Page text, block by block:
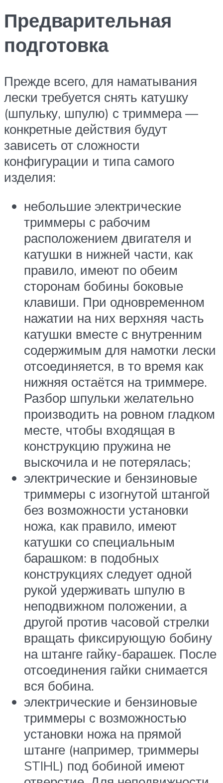
Предварительная
подготовка
Прежде всего, для наматывания
лески требуется снять катушку
(шпульку, шпулю) с триммера —
конкретные действия будут
зависеть от сложности
конфигурации и типа самого
изделия:
небольшие электрические
триммеры с рабочим
расположением двигателя и
катушки в нижней части, как
правило, имеют по обеим
сторонам бобины боковые
клавиши. При одновременном
нажатии на них верхняя часть
катушки вместе с внутренним
содержимым для намотки лески
отсоединяется, в то время как
нижняя остаётся на триммере.
Разбор шпульки желательно
производить на ровном гладком
месте, чтобы входящая в
конструкцию пружина не
выскочила и не потерялась;
электрические и бензиновые
триммеры с изогнутой штангой
без возможности установки
ножа, как правило, имеют
катушки со специальным
барашком: в подобных
конструкциях следует одной
рукой удерживать шпулю в
неподвижном положении, а
другой против часовой стрелки
вращать фиксирующую бобину
на штанге гайку-барашек. После
отсоединения гайки снимается
вся бобина.
электрические и бензиновые
триммеры с возможностью
установки ножа на прямой
штанге (например, триммеры
STIHL) под бобиной имеют